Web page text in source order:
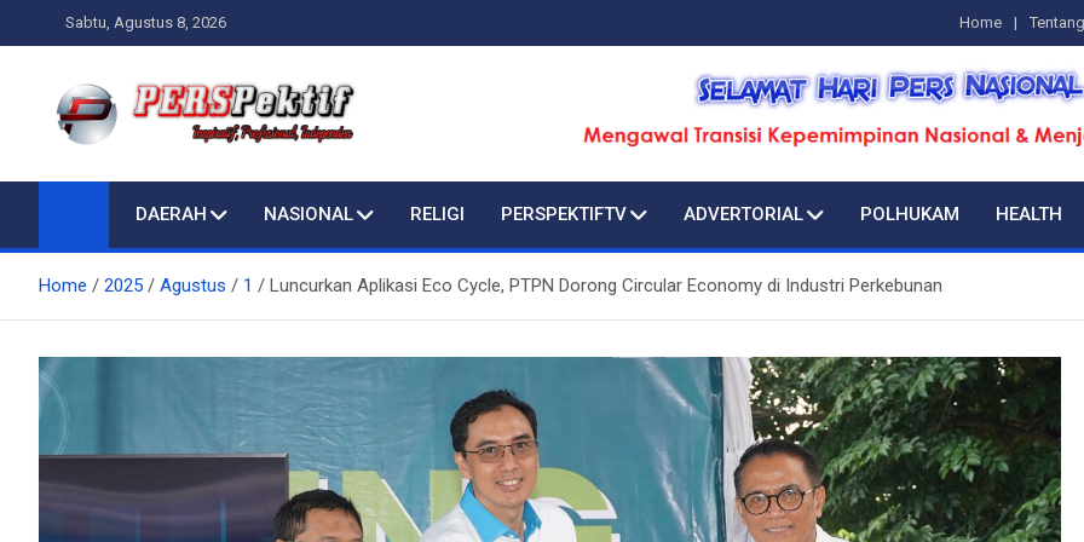
to
Sabtu, Agustus 8, 2026 Home
Perspektif.today
DAERAH NASIONAL RELIGI PERSPEKTIFTV ADVERTORIAL POLHUKAM HEALTH
Home 2025 Agustus 1 Luncurkan Aplikasi Eco Cycle, PTPN Dorong Circular Economy di Industri Perkebunan